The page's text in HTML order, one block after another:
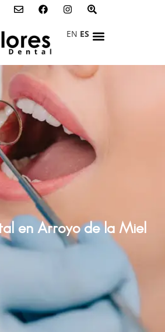
EN ES
en Arroyo de la Miel